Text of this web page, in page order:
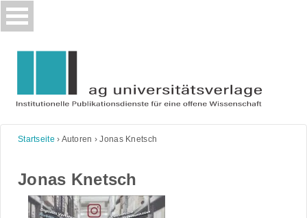
Skip
to
Startseite › Autoren ›Jonas Knetsch
Jonas Knetsch